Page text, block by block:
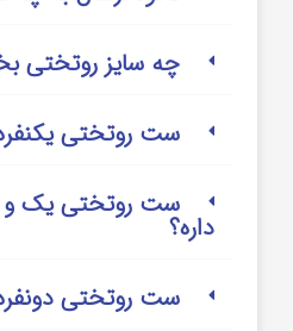
چه سایز روتختی
ست روتختی
ست روتختی یک و
داره؟
ست روتختی